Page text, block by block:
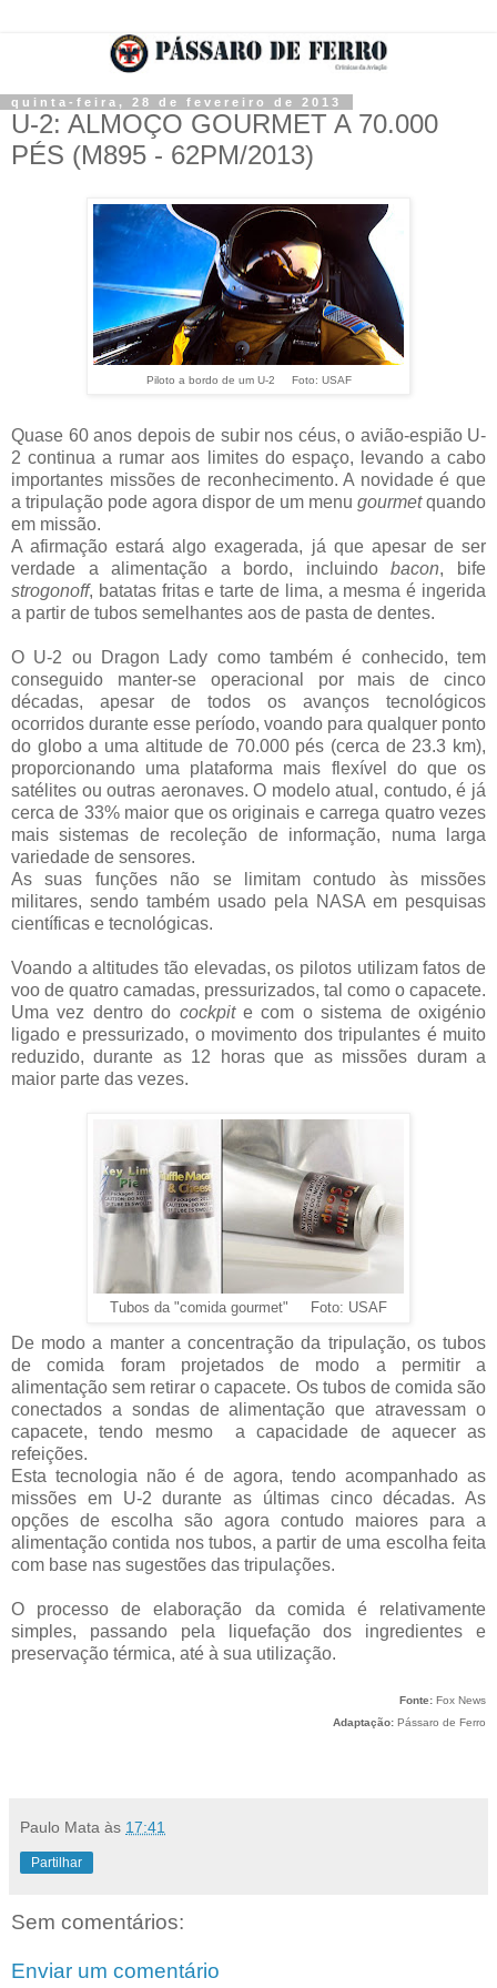
quinta-feira, 28 de fevereiro de 2013
U-2: ALMOÇO GOURMET A 70.000
PÉS (M895 - 62PM/2013)
Piloto a bordo de um U-2 Foto: USAF
Quase 60 anos depois de subir nos céus, o avião-espião U-
2 continua a rumar aos limites do espaço, levando a cabo
importantes missões de reconhecimento. A novidade é que
a tripulação pode agora dispor de um menu gourmetquando
em missão.
A afirmação estará algo exagerada, já que apesar de ser
verdade a alimentação a bordo, incluindobacon, bife
strogonoff, batatas fritas e tarte de lima, a mesma é ingerida
a partir de tubos semelhantes aos de pasta de dentes.
O U-2 ou Dragon Lady como também é conhecido, tem
conseguido manter-se operacional por mais de cinco
décadas, apesar de todos os avanços tecnológicos
ocorridos durante esse período, voando para qualquer ponto
do globo a uma altitude de 70.000 pés (cerca de 23.3 km),
proporcionando uma plataforma mais flexível do que os
satélites ou outras aeronaves. O modelo atual, contudo, é já
cerca de 33% maior que os originais e carrega quatro vezes
mais sistemas de recoleção de informação, numa larga
variedade de sensores.
As suas funções não se limitam contudo às missões
militares, sendo também usado pela NASA em pesquisas
científicas e tecnológicas.
Voando a altitudes tão elevadas, os pilotos utilizam fatos de
voo de quatro camadas, pressurizados, tal como o capacete.
Uma vez dentro do cockpite com o sistema de oxigénio
ligado e pressurizado, o movimento dos tripulantes é muito
reduzido, durante as 12 horas que as missões duram a
maior parte das vezes.
Tubos da "comida gourmet" Foto: USAF
De modo a manter a concentração da tripulação, os tubos
de comida foram projetados de modo a permitir a
alimentação sem retirar o capacete. Os tubos de comida são
conectados a sondas de alimentação que atravessam o
capacete, tendo mesmo a capacidade de aquecer as
refeições.
Esta tecnologia não é de agora, tendo acompanhado as
missões em U-2 durante as últimas cinco décadas. As
opções de escolha são agora contudo maiores para a
alimentação contida nos tubos, a partir de uma escolha feita
com base nas sugestões das tripulações.
O processo de elaboração da comida é relativamente
simples, passando pela liquefação dos ingredientes e
preservação térmica, até à sua utilização.
Fonte: Fox News
Adaptação: Pássaro de Ferro
Paulo Mata às 17:41
Partilhar
Sem comentários:
Enviar um comentário